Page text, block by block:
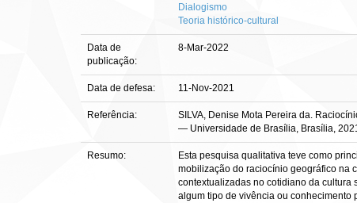
Dialogismo
Teoria histórico-cultural
Data de
publicação:
8-Mar-2022
Data de defesa: 11-Nov-2021
Referência:
SILVA, Denise Mota Pereira da.
— Universidade de Brasília, Brasília,
Resumo:
Esta pesquisa qualitativa teve como
mobilização do raciocínio geográfico na
contextualizadas no cotidiano da cultura
algum tipo de vivência ou conhecimento